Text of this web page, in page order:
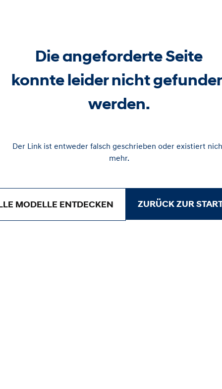
Die angeforderte Seite
konnte leider nicht
werden.
Der Link ist entweder falsch geschrieben oder existiert
mehr.
MODELLE ENTDECKEN ZURÜCK ZUR